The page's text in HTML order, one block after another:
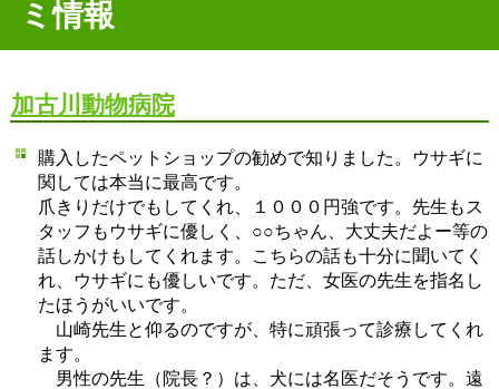
ミ情報
加古川動物病院
購入したペットショップの勧めで知りました。ウサギに
関しては本当に最高です。
爪きりだけでもしてくれ、１０００円強です。先生もス
タッフもウサギに優しく、○○ちゃん、大丈夫だよー等の
話しかけもしてくれます。こちらの話も十分に聞いてく
れ、ウサギにも優しいです。ただ、女医の先生を指名し
たほうがいいです。
山崎先生と仰るのですが、特に頑張って診療してくれ
ます。
男性の先生（院長？）は、犬には名医だそうです。遠